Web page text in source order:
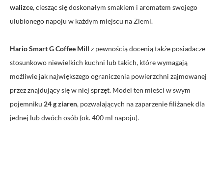
walizce, ciesząc się doskonałym smakiem i aromatem swojego
ulubionego napoju w każdym miejscu na Ziemi.
Hario Smart GCoffee Mill z pewnością docenią także posiadacze
stosunkowo niewielkich kuchni lub takich, które wymagają
możliwie jak największego ograniczenia powierzchni zajmowanej
przez znajdujący się w niej sprzęt. Model ten mieści w swym
pojemniku 24 g ziaren, pozwalających na zaparzenie filiżanek dla
jednej lub dwóch osób (ok. 400 ml napoju).